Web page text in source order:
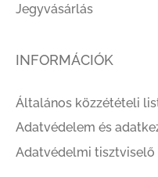
Jegyvásárlás
INFORMÁCIÓK
Általános közzétételi
Adatvédelem és
Adatvédelmi tisztviselő